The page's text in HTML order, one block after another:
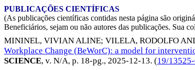
PUBLICAÇÕES CIENTÍFICAS
(As publicações científicas contidas nesta página são
Beneficiários, sejam ou não autores das publicações. Sua
MININEL, VIVIAN ALINE; VILELA, RODOLFO
Workplace Change (BeWorC): a model for
SCIENCE, v. N/A, p. 18-pg., 2025-12-13. (19/